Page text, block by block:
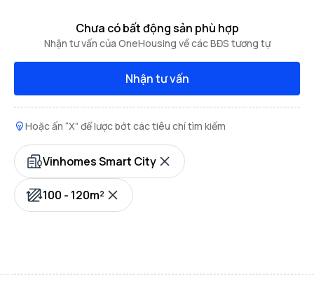
Chưa có bất động sản phù hợp
Nhận tư vấn của OneHousing về các BĐS tương tự
Nhận tư vấn
Hoặc ấn “X” để lược bớt các tiêu chí tìm kiếm
Vinhomes Smart City
100 - 120m²